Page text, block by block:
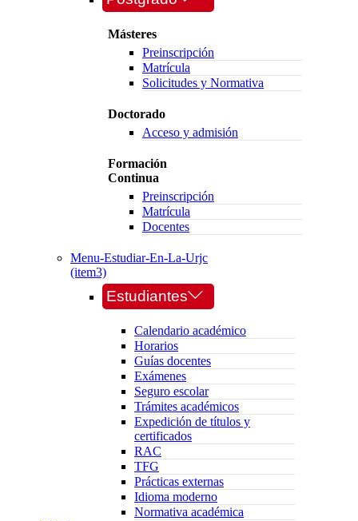
Másteres
Preinscripción
Matrícula
Solicitudes y Normativa
Doctorado
Acceso y admisión
Formación
Continua
Preinscripción
Matrícula
Docentes
Menu-Estudiar-En-La-Urjc
(item3)
Estudiantes
Calendario académico
Horarios
Guías docentes
Exámenes
Seguro escolar
Trámites académicos
Expedición de títulos y
certificados
RAC
TFG
Prácticas externas
Idioma moderno
Normativa académica